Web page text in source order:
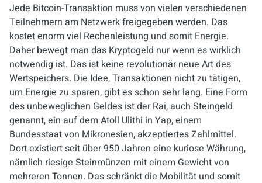
Jede Bitcoin-Transaktion muss von vielen verschiedenen
Teilnehmern am Netzwerk freigegeben werden. Das
kostet enorm viel Rechenleistung und somit Energie.
Daher bewegt man das Kryptogeld nur wenn es wirklich
notwendig ist. Das ist keine revolutionär neue Art des
Wertspeichers. Die Idee, Transaktionen nicht zu tätigen,
um Energie zu sparen, gibt es schon sehr lang. Eine Form
des unbeweglichen Geldes ist der Rai, auch Steingeld
genannt, ein auf dem Atoll Ulithi in Yap, einem
Bundesstaat von Mikronesien, akzeptiertes Zahlmittel.
Dort existiert seit über 950 Jahren eine kuriose Währung,
nämlich riesige Steinmünzen mit einem Gewicht von
mehreren Tonnen. Das schränkt die Mobilität und somit